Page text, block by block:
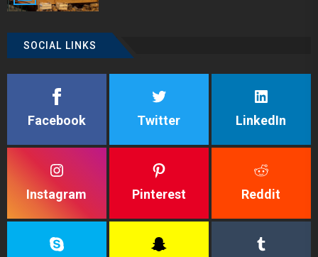
SOCIAL LINKS
Facebook Twitter LinkedIn
Instagram Pinterest Reddit